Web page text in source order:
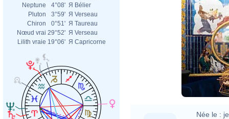
Neptune
4°08' Я Bélier
Pluton
3°59' Я Verseau
Chiron
0°51' Я Taureau
Nœud vrai 29°52' Я Verseau
Lilith vraie 19°06' Я Capricorne
Née le :